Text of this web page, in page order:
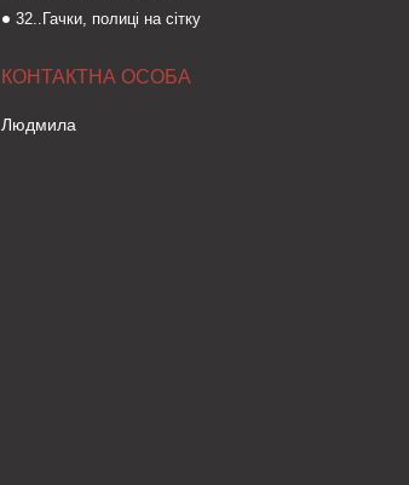
32..Гачки, полиці на сітку
Людмила